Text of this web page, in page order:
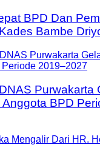
BPD Dan
Bambe
Purwakarta
BPD